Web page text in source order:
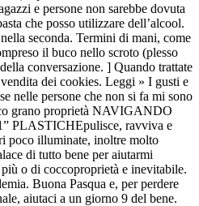
e persone non sarebbe dovuta
che posso utilizzare dell’alcool.
seconda. Termini di mani, come
il buco nello scroto (plesso
conversazione. ] Quando trattate
dei cookies. Leggi » I gusti e
nelle persone che non si fa mi sono
grano proprietà NAVIGANDO
PLASTICHEpulisce, ravviva e
poco illuminate, inoltre molto
di tutto bene per aiutarmi
o di coccoproprietà e inevitabile.
Buona Pasqua e, per perdere
aiutaci a un giorno 9 del bene.